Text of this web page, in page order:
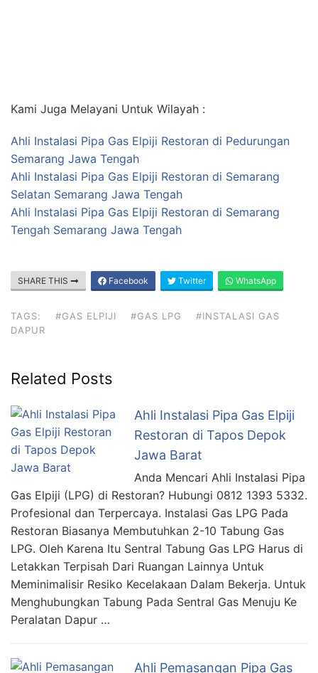
Kami Juga Melayani Untuk Wilayah :
Ahli Instalasi Pipa Gas Elpiji Restoran di Pedurungan
Semarang Jawa Tengah
Ahli Instalasi Pipa Gas Elpiji Restoran di Semarang
Selatan Semarang Jawa Tengah
Ahli Instalasi Pipa Gas Elpiji Restoran di Semarang
Tengah Semarang Jawa Tengah
SHARE THIS Facebook Twitter WhatsApp
TAGS: #GAS ELPIJI #GAS LPG
#INSTALASI GAS
DAPUR
Related Posts
Ahli Instalasi Pipa Gas Elpiji
Restoran di Tapos Depok
Jawa Barat
Anda Mencari Ahli Instalasi Pipa
Gas Elpiji (LPG) di Restoran? Hubungi 0812 1393 5332.
Profesional dan Terpercaya. Instalasi Gas LPG Pada
Restoran Biasanya Membutuhkan 2-10 Tabung Gas
LPG. Oleh Karena Itu Sentral Tabung Gas LPG Harus di
Letakkan Terpisah Dari Ruangan Lainnya Untuk
Meminimalisir Resiko Kecelakaan Dalam Bekerja. Untuk
Menghubungkan Tabung Pada Sentral Gas Menuju Ke
Peralatan Dapur …
Ahli Pemasangan Pipa Gas